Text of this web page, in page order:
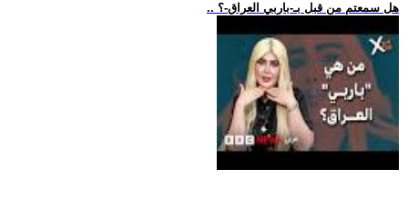
.. هل سمعتم من قبل بـ-باربي العراق-؟